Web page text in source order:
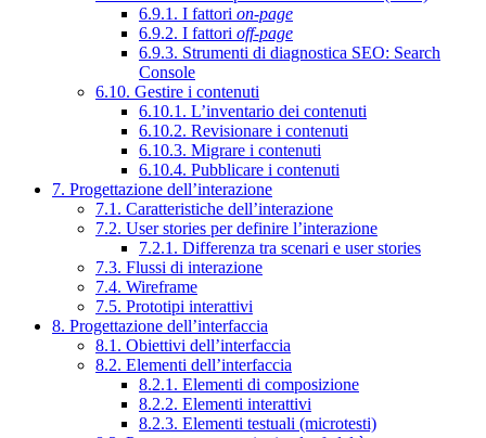
6.9.1. I fattori on-page
6.9.2. I fattori off-page
6.9.3. Strumenti di diagnostica SEO: Search
Console
6.10. Gestire i contenuti
6.10.1. L’inventario dei contenuti
6.10.2. Revisionare i contenuti
6.10.3. Migrare i contenuti
6.10.4. Pubblicare i contenuti
7. Progettazione dell’interazione
7.1. Caratteristiche dell’interazione
7.2. User stories per definire l’interazione
7.2.1. Differenza tra scenari e user stories
7.3. Flussi di interazione
7.4. Wireframe
7.5. Prototipi interattivi
8. Progettazione dell’interfaccia
8.1. Obiettivi dell’interfaccia
8.2. Elementi dell’interfaccia
8.2.1. Elementi di composizione
8.2.2. Elementi interattivi
8.2.3. Elementi testuali (microtesti)